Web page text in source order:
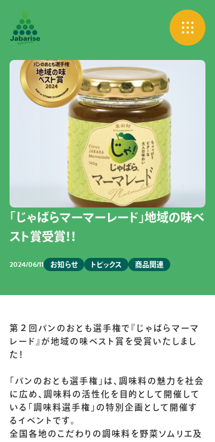
「じゃばらマーマーレード」地域の味ベ
スト賞受賞！！
2024/06/11 お知らせ トピックス 商品関連
第２回パンのおとも選手権で『じゃばらマーマ
レード』が地域の味ベスト賞を受賞いたしまし
た！
「パンのおとも選手権」は、調味料の魅力を社会
に広め、調味料の活性化を目的として開催して
いる「調味料選手権」の特別企画として開催す
るイベントです。
全国各地のこだわりの調味料を野菜ソムリエ及